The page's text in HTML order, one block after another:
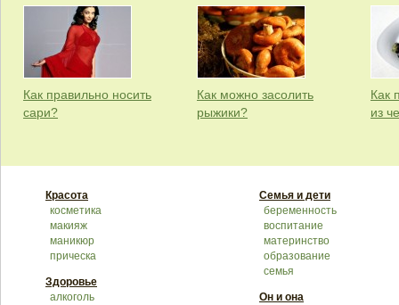
Как правильно носить
сари?
Как можно засолить
рыжики?
Как
из
Красота
косметика
макияж
маникюр
прическа
Здоровье
алкоголь
Семья и дети
беременность
воспитание
материнство
образование
семья
Он и она